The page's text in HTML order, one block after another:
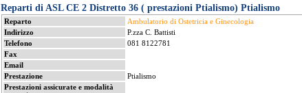
Reparti di ASL CE 2 Distretto 36 ( prestazioni Ptialismo) Ptialismo
Reparto
Ambulatorio di Ostetricia e Ginecologia
Indirizzo
P.zza C. Battisti
Telefono
081 8122781
Fax
Email
Prestazione
Ptialismo
Prestazioni assicurate e modalità